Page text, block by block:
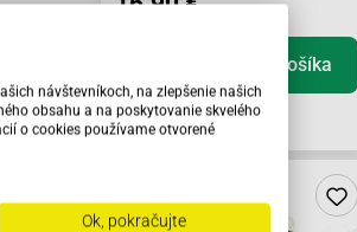
Do košíka
Na objednávku
návštevníkoch, na zlepšenie našich
obsahu a na poskytovanie skvelého
o cookies používame otvorené
Ok, pokračujte